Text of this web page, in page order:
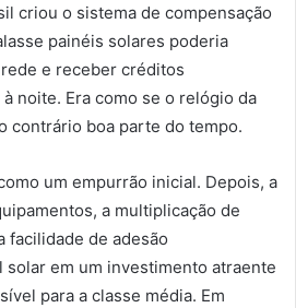
criou o sistema de compensação
painéis solares poderia
e receber créditos
noite. Era como se o relógio da
contrário boa parte do tempo.
um empurrão inicial. Depois, a
a multiplicação de
facilidade de adesão
solar em um investimento atraente
para a classe média. Em